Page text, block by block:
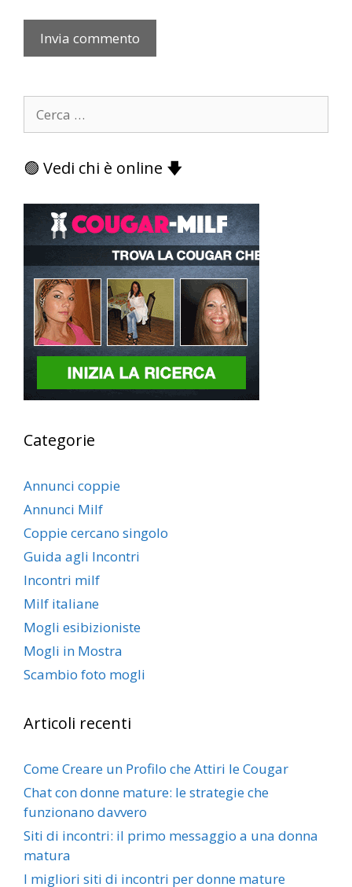
per:
🟢 Vedi chi è online 🡇
Categorie
Annunci coppie
Annunci Milf
Coppie cercano singolo
Guida agli Incontri
Incontri milf
Milf italiane
Mogli esibizioniste
Mogli in Mostra
Scambio foto mogli
Articoli recenti
Come Creare un Profilo che Attiri le Cougar
Chat con donne mature: le strategie che
funzionano davvero
Siti di incontri: il primo messaggio a una donna
matura
I migliori siti di incontri per donne mature